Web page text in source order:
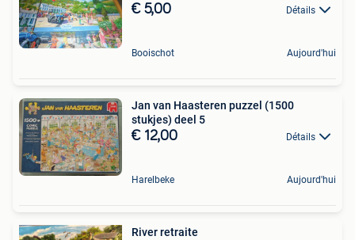
€ 5,00 Détails
Booischot Aujourd'hui
Jan van Haasteren puzzel (1500
stukjes) deel 5
€ 12,00 Détails
Harelbeke Aujourd'hui
River retraite